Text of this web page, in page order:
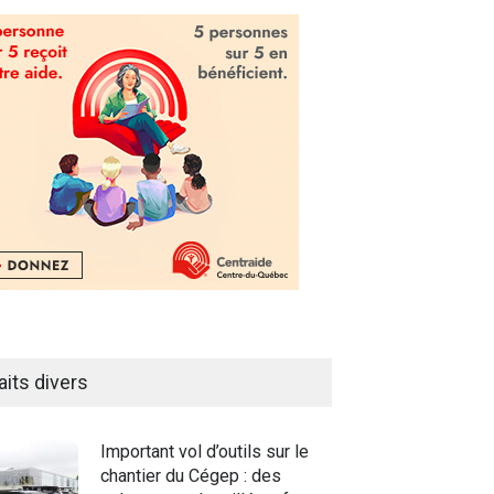
divers
Important vol d’outils sur le
chantier du Cégep : des